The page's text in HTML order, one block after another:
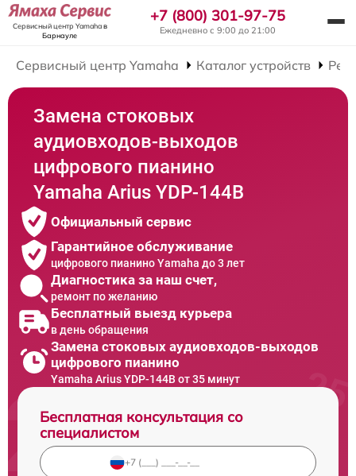
Сервисный центр Yamahaв
Барнауле
+7 (800) 301-97-75
Ежедневно с 9:00 до 21:00
Сервисный центр Yamaha Каталог устройств
Замена стоковых
аудиовходов-выходов
цифрового пианино
Yamaha Arius YDP-144B
Официальный сервис
Гарантийное обслуживание
цифрового пианино Yamaha до 3 лет
Диагностика за наш счет,
ремонт по желанию
Бесплатный выезд курьера
в день обращения
Замена стоковых аудиовходов-выходов
цифрового пианино
Yamaha Arius YDP-144B от 35 минут
Бесплатная консультация со
специалистом